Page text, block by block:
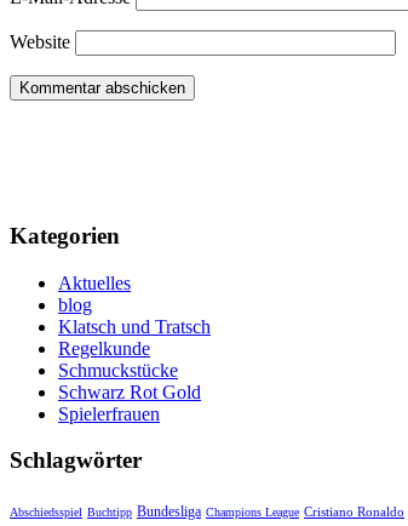
Website
Kategorien
Aktuelles
blog
Klatsch und Tratsch
Regelkunde
Schmuckstücke
Schwarz Rot Gold
Spielerfrauen
Schlagwörter
Abschiedsspiel Buchtipp Bundesliga Champions League Cristiano Ronaldo